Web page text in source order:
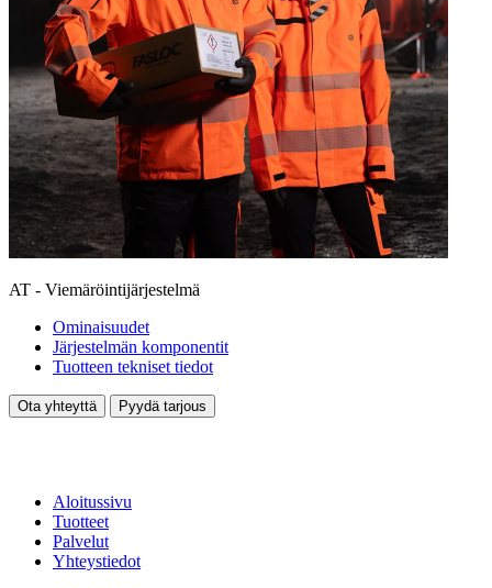
AT - Viemäröintijärjestelmä
Ominaisuudet
Järjestelmän komponentit
Tuotteen tekniset tiedot
Ota yhteyttä Pyydä tarjous
Aloitussivu
Tuotteet
Palvelut
Yhteystiedot